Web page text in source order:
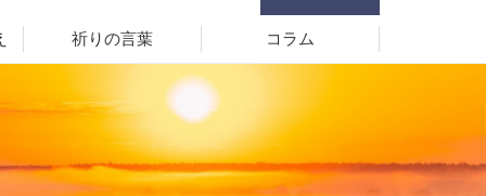
祈りの言葉 コラム